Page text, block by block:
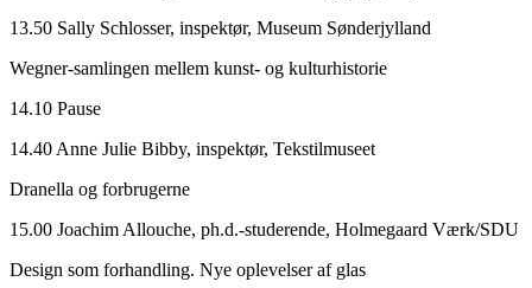
13.50 Sally Schlosser, inspektør, Museum Sønderjylland
Wegner-samlingen mellem kunst- og kulturhistorie
14.10 Pause
14.40 Anne Julie Bibby, inspektør, Tekstilmuseet
Dranella og forbrugerne
15.00 Joachim Allouche, ph.d.-studerende, Holmegaard Værk/SDU
Design som forhandling. Nye oplevelser af glas